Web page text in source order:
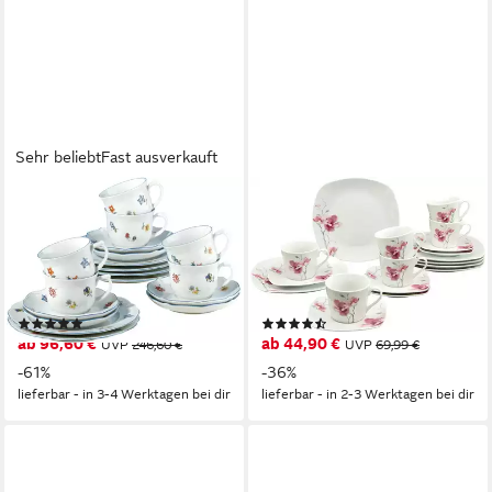
Sehr beliebtFast ausverkauft
SELTMANN WEIDEN
Kaffeeservice Geschirr-Set,
Service Sonate Nostalgie (18-
tlg), 6 Personen, Porzellan,
Tassen, Untertassen, Teller,
Made in Germany, 18 Teile, für
6 Personen
(34)
ab 96,60 € UVP 246,60 €
-61%
lieferbar - in 3-4 Werktagen bei dir
CREATABLE
Kaffeeservice Amelie Aiko,
Kaffee-Service 18-tlg (18-tlg),
6 Personen, Porzellan,
Blumendekor
(6)
ab 44,90 € UVP 69,99 €
-36%
lieferbar - in 2-3 Werktagen bei dir